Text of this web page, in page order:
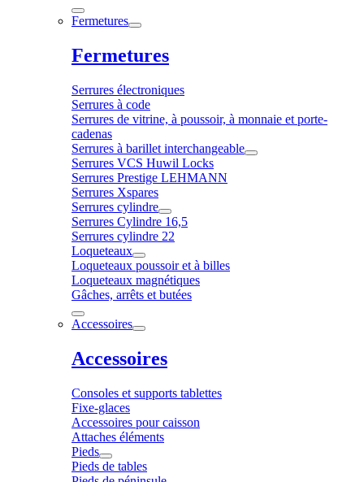
Fermetures
Fermetures
Serrures électroniques
Serrures à code
Serrures de vitrine, à poussoir, à monnaie et porte-
cadenas
Serrures à barillet interchangeable
Serrures VCS Huwil Locks
Serrures Prestige LEHMANN
Serrures Xspares
Serrures cylindre
Serrures Cylindre 16,5
Serrures cylindre 22
Loqueteaux
Loqueteaux poussoir et à billes
Loqueteaux magnétiques
Gâches, arrêts et butées
Accessoires
Accessoires
Consoles et supports tablettes
Fixe-glaces
Accessoires pour caisson
Attaches éléments
Pieds
Pieds de tables